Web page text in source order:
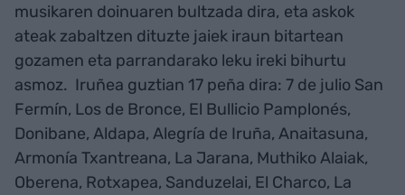
musikaren doinuaren bultzada dira, eta askok
ateak zabaltzen dituzte jaiek iraun bitartean
gozamen eta parrandarako leku ireki bihurtu
asmoz. Iruñea guztian 17 peña dira: 7 de julio San
Fermín, Los de Bronce, El Bullicio Pamplonés,
Donibane, Aldapa, Alegría de Iruña, Anaitasuna,
Armonía Txantreana, La Jarana, Muthiko Alaiak,
Oberena, Rotxapea, Sanduzelai, El Charco, La